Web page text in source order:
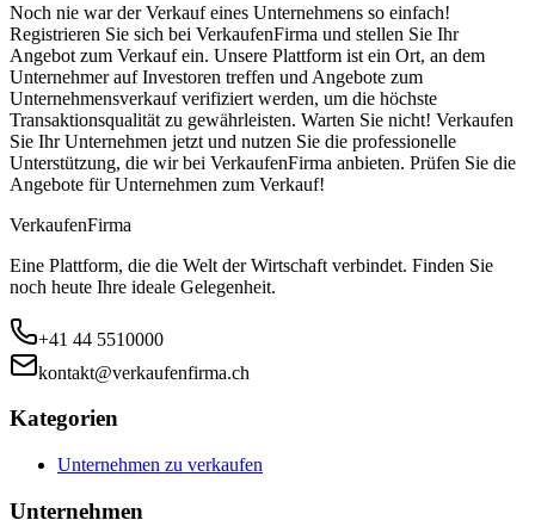
Noch nie war der Verkauf eines Unternehmens so einfach!
Registrieren Sie sich bei VerkaufenFirma und stellen Sie Ihr
Angebot zum Verkauf ein. Unsere Plattform ist ein Ort, an dem
Unternehmer auf Investoren treffen und Angebote zum
Unternehmensverkauf verifiziert werden, um die höchste
Transaktionsqualität zu gewährleisten. Warten Sie nicht! Verkaufen
Sie Ihr Unternehmen jetzt und nutzen Sie die professionelle
Unterstützung, die wir bei VerkaufenFirma anbieten. Prüfen Sie die
Angebote für Unternehmen zum Verkauf!
VerkaufenFirma
Eine Plattform, die die Welt der Wirtschaft verbindet. Finden Sie
noch heute Ihre ideale Gelegenheit.
+41 44 5510000
kontakt@verkaufenfirma.ch
Kategorien
Unternehmen zu verkaufen
Unternehmen